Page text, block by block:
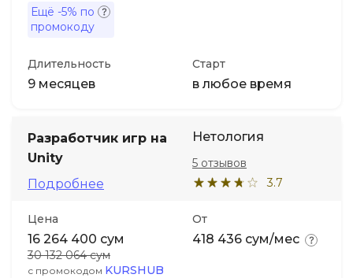
Ещё -5% по
промокоду
Длительность
9 месяцев
Старт
в любое время
Разработчик игр на
Unity
Подробнее
Нетология
3.7
5 отзывов
Цена
16 264 400 сум
30 132 064 сум
с промокодом KURSHUB
От
418 436 сум/мес